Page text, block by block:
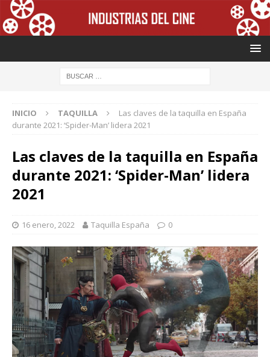
INICIO TAQUILLA
Las claves de la taquilla en España
durante 2021: ‘Spider-Man’ lidera 2021
Las claves de la taquilla en España
durante 2021: ‘Spider-Man’ lidera
2021
16 enero, 2022 Taquilla España 0